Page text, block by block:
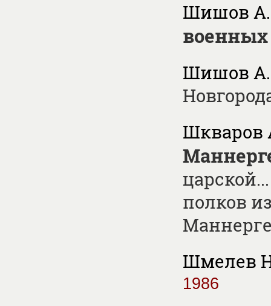
Шишов
Шишов
Шкваров
полков
Шмелев
1986